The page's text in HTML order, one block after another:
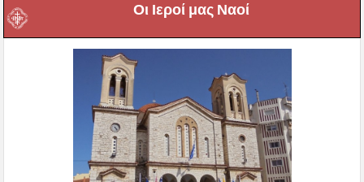
Οι Ιεροί μας Ναοί